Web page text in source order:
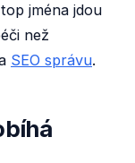
jména jdou
než
SEO správu.